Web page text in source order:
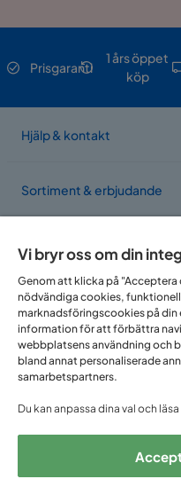
Prisgaranti
1 års öppet
köp
Hjälp & kontakt
Sortiment & erbjudande
Vi finns
Vi bryr oss om din
Genom att klicka på
nödvändiga cookies,
marknadsföringscookies på din
information för att förbättra
webbplatsens användning och
bland annat personaliserade
samarbetspartners.
Du kan anpassa dina val och